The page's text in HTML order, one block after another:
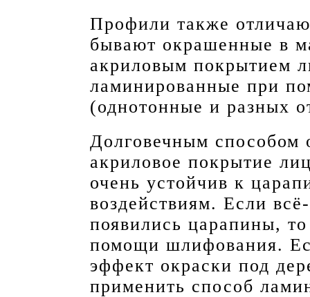
Профили также
бывают окрашенные в
акриловым покрытием
ламинированные при
(однотонные и разных
Долговечным способом
акриловое покрытие
очень устойчив к
воздействиям. Если
появились царапины,
помощи шлифования.
эффект окраски под
применить способ